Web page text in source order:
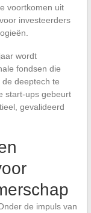
voortkomen uit
investeerders
wordt
fondsen die
deeptech te
start-ups gebeurt
gevalideerd
de impuls van